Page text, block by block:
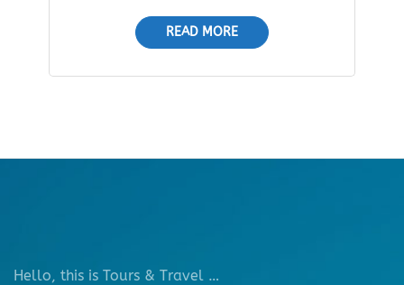
READ MORE
Hello, this is Tours & Travel …